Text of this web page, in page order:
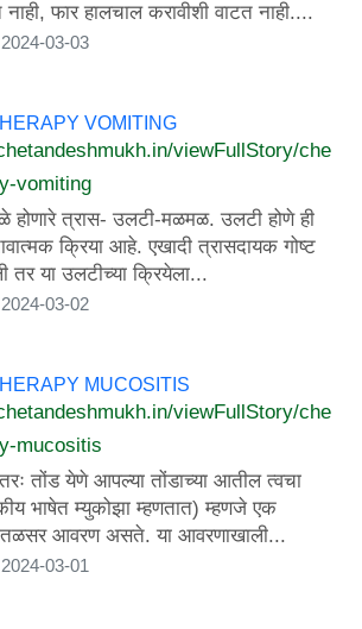
फार हालचाल करावीशी वाटत नाही....
03-03
VOMITING
viewFullStory/che
vomiting
होणारे त्रास- उलटी-मळमळ. उलटी होणे ही
क्रिया आहे. एखादी त्रासदायक गोष्ट
तर या उलटीच्या क्रियेला...
03-02
MUCOSITIS
viewFullStory/che
mucositis
तोंड येणे आपल्या तोंडाच्या आतील त्वचा
भाषेत म्युकोझा म्हणतात) म्हणजे एक
आवरण असते. या आवरणाखाली...
03-01